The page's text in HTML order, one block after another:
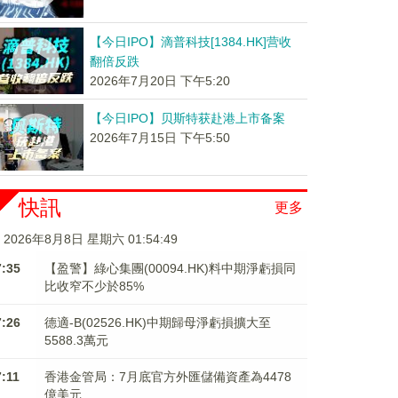
【今日IPO】滴普科技[1384.HK]营收
翻倍反跌
2026年7月20日 下午5:20
【今日IPO】贝斯特获赴港上市备案
2026年7月15日 下午5:50
更多
快訊
2026年8月8日 星期六 01:54:49
【盈警】綠心集團(00094.HK)料中期淨虧損同
比收窄不少於85%
德適-B(02526.HK)中期歸母淨虧損擴大至
5588.3萬元
香港金管局：7月底官方外匯儲備資產為4478
億美元